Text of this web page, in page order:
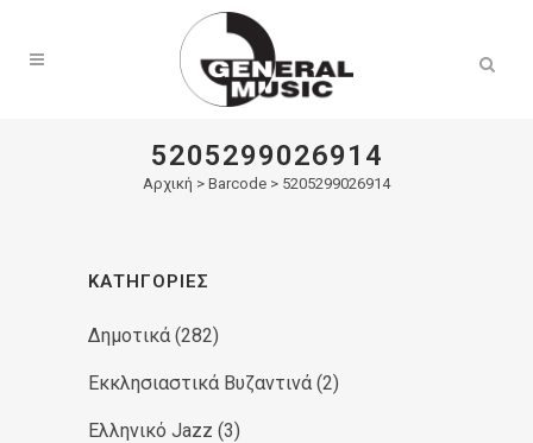
5205299026914
Αρχική > Barcode > 5205299026914
ΚΑΤΗΓΟΡΊΕΣ
Δημοτικά (282)
Εκκλησιαστικά Βυζαντινά (2)
Ελληνικό Jazz (3)